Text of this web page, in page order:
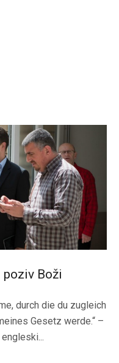
Boži
durch die du zugleich
Gesetz werde.“ –